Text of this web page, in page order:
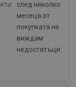
след няколко
месеца от
покупката не
виждам
недостатъци.